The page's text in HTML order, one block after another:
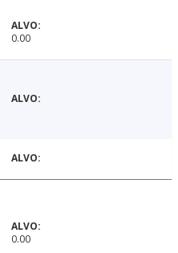
0.00
0.00